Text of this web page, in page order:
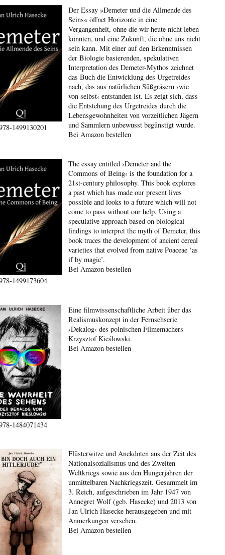
1499130201
Der Essay »Demeter und die Allmende des
Seins« öffnet Horizonte in eine
Vergangenheit, ohne die wir heute nicht leben
könnten, und eine Zukunft, die ohne uns nicht
sein kann. Mit einer auf den Erkenntnissen
der Biologie basierenden, spekulativen
Interpretation des Demeter-Mythos zeichnet
das Buch die Entwicklung des Urgetreides
nach, das aus natürlichen Süßgräsern ›wie
von selbst‹ entstanden ist. Es zeigt sich, dass
die Entstehung des Urgetreides durch die
Lebensgewohnheiten von vorzeitlichen Jägern
und Sammlern unbewusst begünstigt wurde.
Bei Amazon bestellen
1499173604
The essay entitled ›Demeter and the
Commons of Being‹ is the foundation for a
21st-century philosophy. This book explores
a past which has made our present lives
possible and looks to a future which will not
come to pass without our help. Using a
speculative approach based on biological
findings to interpret the myth of Demeter, this
book traces the development of ancient cereal
varieties that evolved from native Poaceae ‘as
if by magic’.
Bei Amazon bestellen
1484071434
Eine filmwissenschaftliche Arbeit über das
Realismuskonzept in der Fernsehserie
›Dekalog‹ des polnischen Filmemachers
Krzysztof Kieślowski.
Bei Amazon bestellen
Flüsterwitze und Anekdoten aus der Zeit des
Nationalsozialismus und des Zweiten
Weltkriegs sowie aus den Hungerjahren der
unmittelbaren Nachkriegszeit. Gesammelt im
3. Reich, aufgeschrieben im Jahr 1947 von
Annegret Wolf (geb. Hasecke) und 2013 von
Jan Ulrich Hasecke herausgegeben und mit
Anmerkungen versehen.
Bei Amazon bestellen